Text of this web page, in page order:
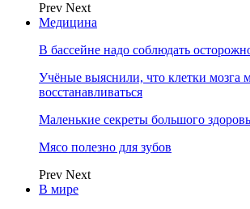
Prev Next
Медицина
В бассейне надо соблюдать
Учёные выяснили, что клетки мозга
восстанавливаться
Маленькие секреты большого
Мясо полезно для зубов
Prev Next
В мире